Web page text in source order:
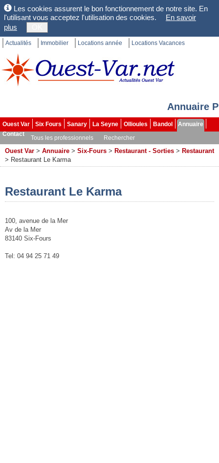
Les cookies assurent le bon fonctionnement de notre site. En
l'utilisant vous acceptez l'utilisation des cookies.
En savoir
plus
Actualités Immobilier Locations année Locations Vacances
Annuaire
Ouest Var Six Fours Sanary La Seyne Ollioules Bandol
Annuaire
Contact
Tous les professionnels Rechercher
Ouest Var > Annuaire > Six-Fours > Restaurant - Sorties > Restaurant
> Restaurant Le Karma
Restaurant Le Karma
100, avenue de la Mer
Av de la Mer
83140 Six-Fours
Tel: 04 94 25 71 49